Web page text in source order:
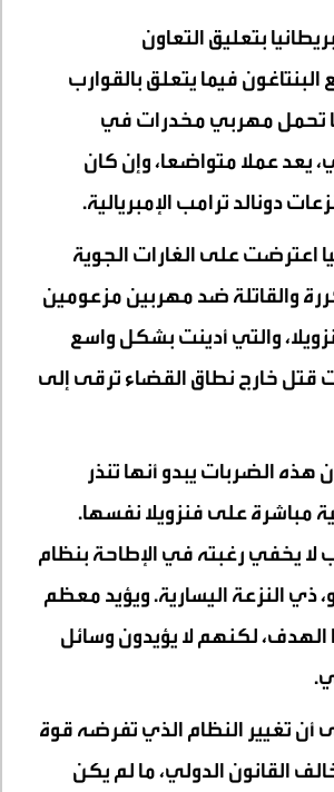
بتعليق التعاون
البنتاغون فيما يتعلق بالقوارب
تحمل مهربي مخدرات في
يعد عملا متواضعا، وإن كان
دونالد ترامب الإمبريالية.
اعترضت على الغارات الجوية
والقاتلة ضد مهربين مزعومين
والتي أدينت بشكل واسع
قتل خارج نطاق القضاء ترقى إلى
هذه الضربات يبدو أنها تنذر
مباشرة على فنزويلا نفسها.
لا يخفي رغبته في الإطاحة بنظام
ذي النزعة اليسارية. ويؤيد معظم
الهدف، لكنهم لا يؤيدون وسائل
أن تغيير النظام الذي تفرضه قوة
القانون الدولي، ما لم يكن